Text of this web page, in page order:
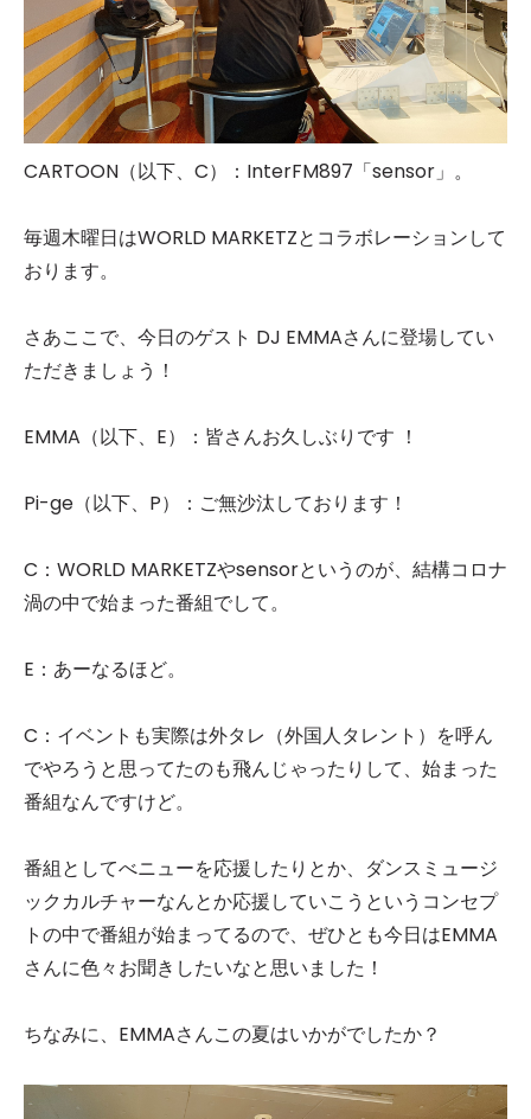
CARTOON（以下、C）：InterFM897「sensor」。
毎週木曜日はWORLD MARKETZとコラボレーションして
おります。
さあここで、今日のゲスト DJ EMMAさんに登場してい
ただきましょう！
EMMA（以下、E）：皆さんお久しぶりです ！
Pi-ge（以下、P）：ご無沙汰しております！
C：WORLD MARKETZやsensorというのが、結構コロナ
渦の中で始まった番組でして。
E：あーなるほど。
C：イベントも実際は外タレ（外国人タレント）を呼ん
でやろうと思ってたのも飛んじゃったりして、始まった
番組なんですけど。
番組としてべニューを応援したりとか、ダンスミュージ
ックカルチャーなんとか応援していこうというコンセプ
トの中で番組が始まってるので、ぜひとも今日はEMMA
さんに色々お聞きしたいなと思いました！
ちなみに、EMMAさんこの夏はいかがでしたか？